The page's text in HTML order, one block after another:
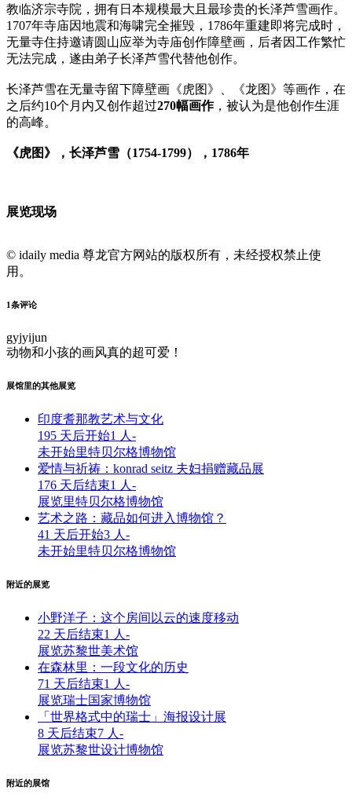
教临济宗寺院，拥有日本规模最大且最珍贵的长泽芦雪画作。
1707年寺庙因地震和海啸完全摧毁，1786年重建即将完成时，
无量寺住持邀请圆山应举为寺庙创作障壁画，后者因工作繁忙
无法完成，遂由弟子长泽芦雪代替他创作。
长泽芦雪在无量寺留下障壁画《虎图》、《龙图》等画作，在
之后约10个月内又创作超过270幅画作，被认为是他创作生涯
的高峰。
《虎图》，长泽芦雪（1754-1799），1786年
展览现场
© idaily media 尊龙官方网站的版权所有，未经授权禁止使
用。
1条评论
gyjyijun
动物和小孩的画风真的超可爱！
展馆里的其他展览
印度耆那教艺术与文化
195 天后开始1 人 -
未开始里特贝尔格博物馆
爱情与祈祷：konrad seitz 夫妇捐赠藏品展
176 天后结束1 人 -
展览里特贝尔格博物馆
艺术之路：藏品如何进入博物馆？
41 天后开始3 人 -
未开始里特贝尔格博物馆
附近的展览
小野洋子：这个房间以云的速度移动
22 天后结束1 人 -
展览苏黎世美术馆
在森林里：一段文化的历史
71 天后结束1 人 -
展览瑞士国家博物馆
「世界格式中的瑞士」海报设计展
8 天后结束7 人 -
展览苏黎世设计博物馆
附近的展馆